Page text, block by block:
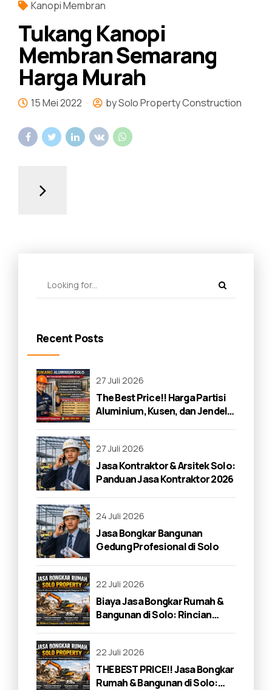
Kanopi Membran
Tukang Kanopi
Membran Semarang
Harga Murah
15 Mei 2022 by Solo Property Construction
Recent Posts
27 Juli 2026
The Best Price!! Harga Partisi
Aluminium, Kusen, dan Jendela
27 Juli 2026
Jasa Kontraktor & Arsitek Solo:
Panduan Jasa Kontraktor 2026
24 Juli 2026
Jasa Bongkar Bangunan
Gedung Profesional di Solo
22 Juli 2026
Biaya Jasa Bongkar Rumah &
Bangunan di Solo: Rincian
22 Juli 2026
THE BEST PRICE!! Jasa Bongkar
Rumah & Bangunan di Solo: